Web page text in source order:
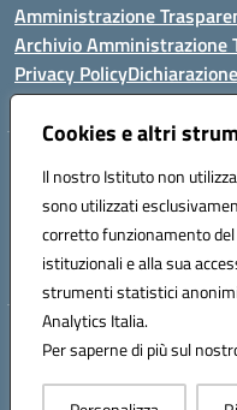
Cookies e altri
Il nostro Istituto non
sono utilizzati
corretto funzionamento
istituzionali e alla sua
strumenti statistici
Analytics Italia.
Per saperne di più sul
Amministrazione
Archivio Amministrazione
Privacy Policy
Istituto Comprensivo Statale
Via Cupa Campanariello, 5 -
Tel. +39 0818834377 - Fax
Email:
Hosting &
Concept &